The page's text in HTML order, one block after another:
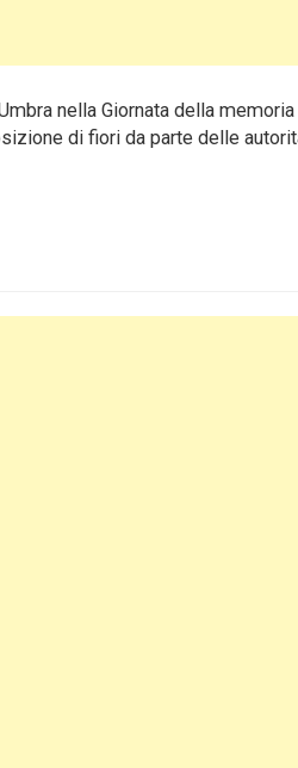
nella Giornata della
di fiori da parte delle